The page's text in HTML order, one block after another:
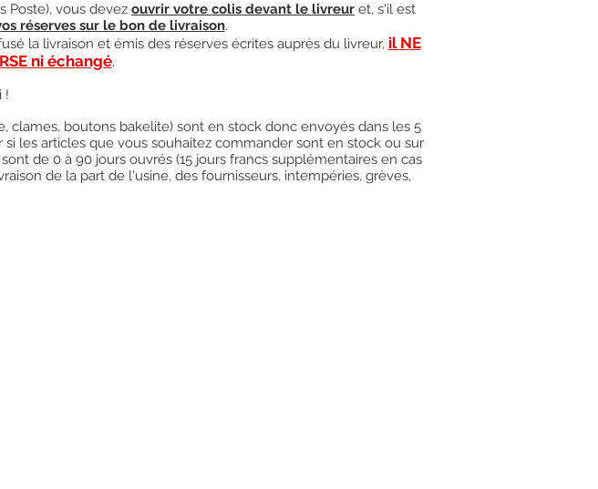
Poste), vous devez ouvrir votre colis devant le livreur et, s'il est
réserves sur le bon de livraison.
la livraison et émis des réserves écrites auprès du livreur, il NE
ni échangé.
!
clames, boutons bakelite) sont en stock donc envoyés dans les 5
les articles que vous souhaitez commander sont en stock ou sur
de 0 à 90 jours ouvrés (15 jours francs supplémentaires en cas
de la part de l'usine, des fournisseurs, intempéries, grèves,